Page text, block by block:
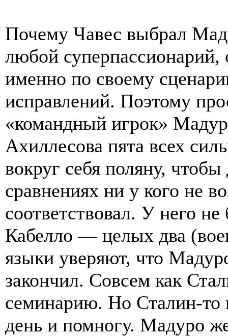
Почему Чавес выбрал
любой суперпассионарий,
именно по своему
исправлений. Поэтому
«командный игрок»
Ахиллесова пята всех
вокруг себя поляну,
сравнениях ни у кого не
соответствовал. У него
Кабелло — целых два
языки уверяют, что
закончил. Совсем как
семинарию. Но Сталин-
день и помногу. Мадуро